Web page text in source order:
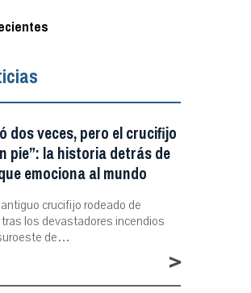
dos veces, pero el crucifijo
pie”: la historia detrás de
emociona al mundo
crucifijo rodeado de
los devastadores incendios
de…
>